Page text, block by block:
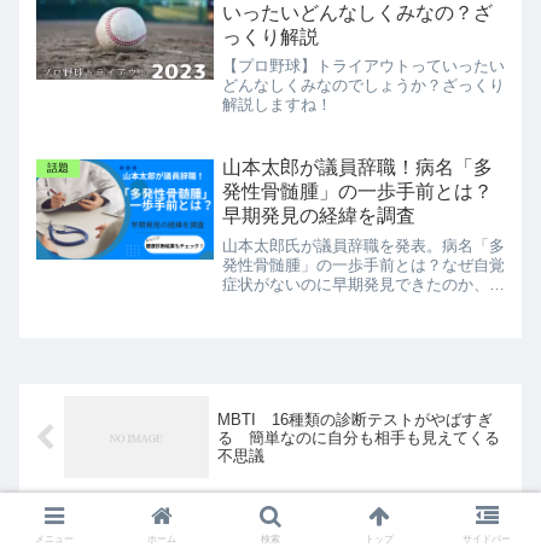
いったいどんなしくみなの？ざ
っくり解説
【プロ野球】トライアウトっていったい
どんなしくみなのでしょうか？ざっくり
解説しますね！
話題
山本太郎が議員辞職！病名「多
発性骨髄腫」の一歩手前とは？
早期発見の経緯を調査
山本太郎氏が議員辞職を発表。病名「多
発性骨髄腫」の一歩手前とは？なぜ自覚
症状がないのに早期発見できたのか、血
MBTI 16種類の診断テストがやばすぎ
る 簡単なのに自分も相手も見えてくる
不思議
【映画】踊る大捜査線に織田裕二は出な
メニュー ホーム 検索 トップ サイドバー